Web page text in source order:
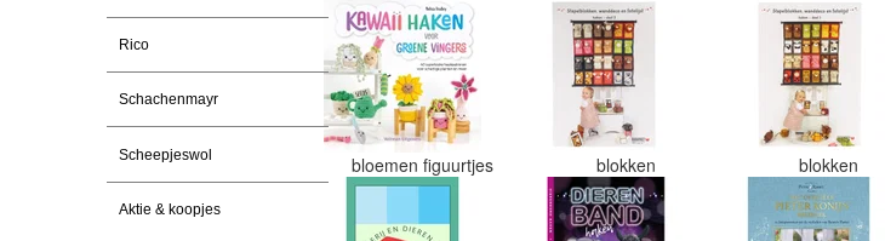
Rico
Schachenmayr
Scheepjeswol
Aktie & koopjes
bloemen figuurtjes blokken blokken